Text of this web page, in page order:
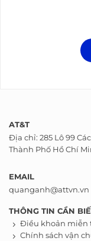
AT&T
Địa chỉ: 285 Lô 99
Thành Phố Hồ Chí
EMAIL
quanganh@attvn.vn
THÔNG TIN CẦN
Điều khoản miễn
Chính sách vận